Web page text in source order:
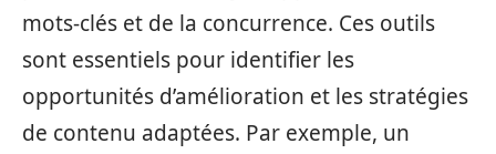
mots-clés et de la concurrence. Ces outils
sont essentiels pour identifier les
opportunités d’amélioration et les stratégies
de contenu adaptées. Par exemple, un